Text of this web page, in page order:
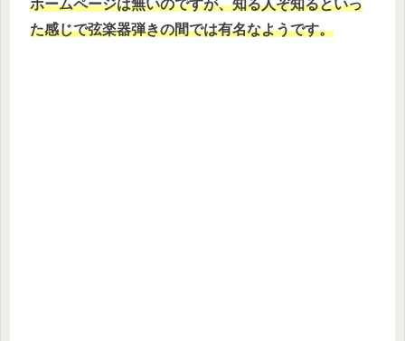
ホームページは無いのですが、知る人ぞ知るといっ
た感じで弦楽器弾きの間では有名なようです。